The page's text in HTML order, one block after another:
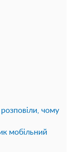
чому
мобільний